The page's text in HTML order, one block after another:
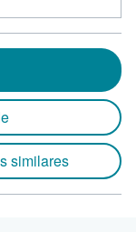
similares